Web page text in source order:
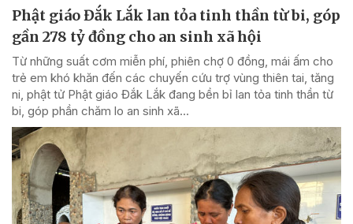
Phật giáo Đắk Lắk lan tỏa tinh thần từ bi, góp
gần 278 tỷ đồng cho an sinh xã hội
Từ những suất cơm miễn phí, phiên chợ 0 đồng, mái ấm cho
trẻ em khó khăn đến các chuyến cứu trợ vùng thiên tai, tăng
ni, phật tử Phật giáo Đắk Lắk đang bền bỉ lan tỏa tinh thần từ
bi, góp phần chăm lo an sinh xã...